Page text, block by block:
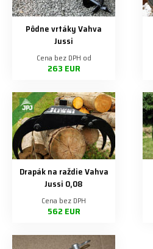
Pôdne vrtáky Vahva
Jussi
Cena bez DPH od
263 EUR
Drapák na raždie Vahva
Jussi 0,08
Cena bez DPH
562 EUR